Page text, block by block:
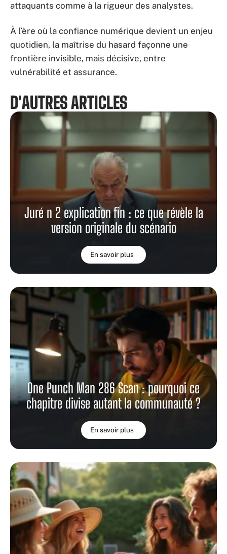
attaquants comme à la rigueur des analystes.
À l’ère où la confiance numérique devient un enjeu
quotidien, la maîtrise du hasard façonne une
frontière invisible, mais décisive, entre
vulnérabilité et assurance.
D'AUTRES ARTICLES
Juré n 2 explication fin : ce que révèle la
version originale du scénario
En savoir plus
One Punch Man 286 Scan : pourquoi ce
chapitre divise autant la communauté ?
En savoir plus